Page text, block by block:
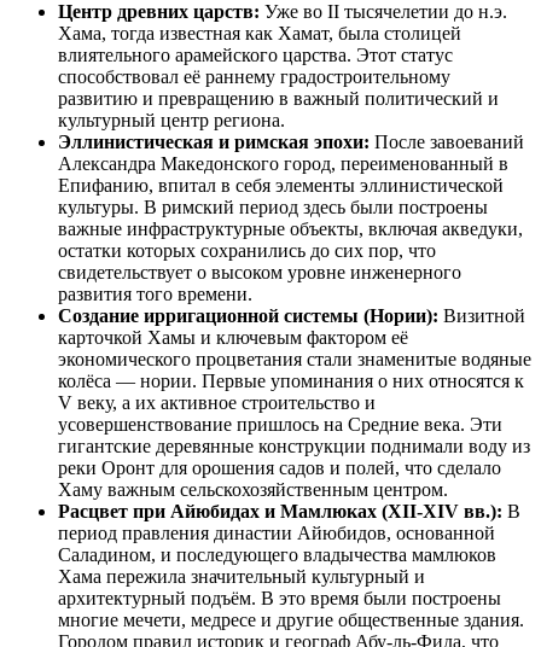
Центр древних царств: Уже во II тысячелетии до н.э.
Хама, тогда известная как Хамат, была столицей
влиятельного арамейского царства. Этот статус
способствовал её раннему градостроительному
развитию и превращению в важный политический и
культурный центр региона.
Эллинистическая и римская эпохи: После завоеваний
Александра Македонского город, переименованный в
Епифанию, впитал в себя элементы эллинистической
культуры. В римский период здесь были построены
важные инфраструктурные объекты, включая акведуки,
остатки которых сохранились до сих пор, что
свидетельствует о высоком уровне инженерного
развития того времени.
Создание ирригационной системы (Нории): Визитной
карточкой Хамы и ключевым фактором её
экономического процветания стали знаменитые водяные
колёса — нории. Первые упоминания о них относятся к
V веку, а их активное строительство и
усовершенствование пришлось на Средние века. Эти
гигантские деревянные конструкции поднимали воду из
реки Оронт для орошения садов и полей, что сделало
Хаму важным сельскохозяйственным центром.
Расцвет при Айюбидах и Мамлюках (XII-XIV вв.): В
период правления династии Айюбидов, основанной
Саладином, и последующего владычества мамлюков
Хама пережила значительный культурный и
архитектурный подъём. В это время были построены
многие мечети, медресе и другие общественные здания.
Городом правил историк и географ Абу-ль-Фида, что